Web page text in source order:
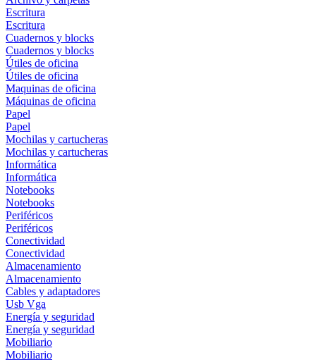
Escritura
Escritura
Cuadernos y blocks
Cuadernos y blocks
Útiles de oficina
Útiles de oficina
Maquinas de oficina
Máquinas de oficina
Papel
Papel
Mochilas y cartucheras
Mochilas y cartucheras
Informática
Informática
Notebooks
Notebooks
Periféricos
Periféricos
Conectividad
Conectividad
Almacenamiento
Almacenamiento
Cables y adaptadores
Usb Vga
Energía y seguridad
Energía y seguridad
Mobiliario
Mobiliario